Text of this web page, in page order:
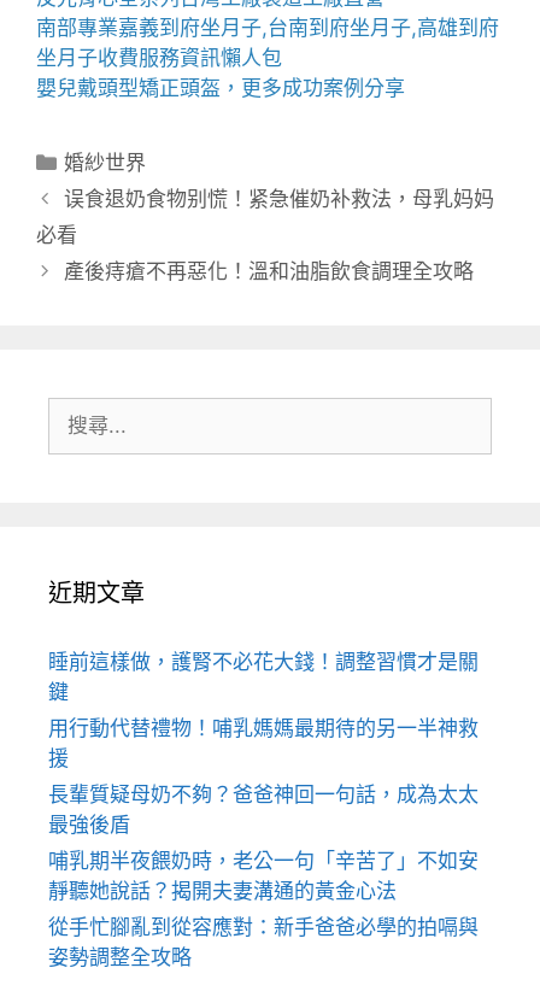
南部專業嘉義到府坐月子,台南到府坐月子,高雄到府
坐月子收費服務資訊懶人包
嬰兒戴頭型矯正頭盔，更多成功案例分享
分
類
婚紗世界
误食退奶食物别慌！紧急催奶补救法，母乳妈妈
必看
產後痔瘡不再惡化！溫和油脂飲食調理全攻略
尋:
近期文章
睡前這樣做，護腎不必花大錢！調整習慣才是關
鍵
用行動代替禮物！哺乳媽媽最期待的另一半神救
援
長輩質疑母奶不夠？爸爸神回一句話，成為太太
最強後盾
哺乳期半夜餵奶時，老公一句「辛苦了」不如安
靜聽她說話？揭開夫妻溝通的黃金心法
從手忙腳亂到從容應對：新手爸爸必學的拍嗝與
姿勢調整全攻略